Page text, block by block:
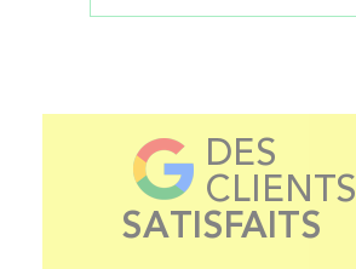
DES
CLIENTS
SATISFAITS